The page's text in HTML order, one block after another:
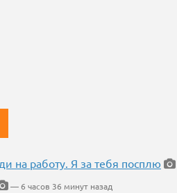
на работу. Я за тебя посплю
— 6 часов 36 минут назад